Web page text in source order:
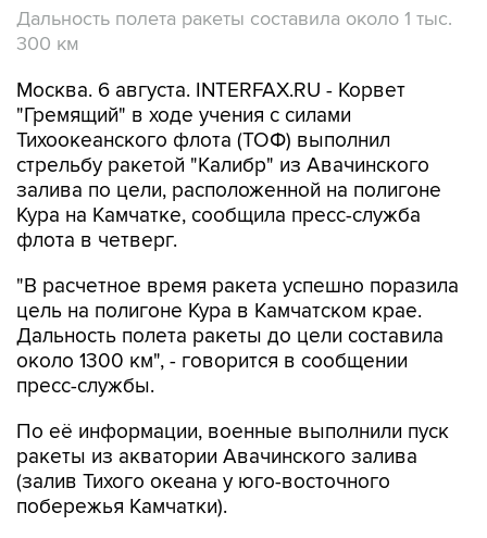
Дальность полета ракеты составила около 1 тыс.
300 км
Москва. 6 августа. INTERFAX.RU - Корвет
"Гремящий" в ходе учения с силами
Тихоокеанского флота (ТОФ) выполнил
стрельбу ракетой "Калибр" из Авачинского
залива по цели, расположенной на полигоне
Кура на Камчатке, сообщила пресс-служба
флота в четверг.
"В расчетное время ракета успешно поразила
цель на полигоне Кура в Камчатском крае.
Дальность полета ракеты до цели составила
около 1300 км", - говорится в сообщении
пресс-службы.
По её информации, военные выполнили пуск
ракеты из акватории Авачинского залива
(залив Тихого океана у юго-восточного
побережья Камчатки).